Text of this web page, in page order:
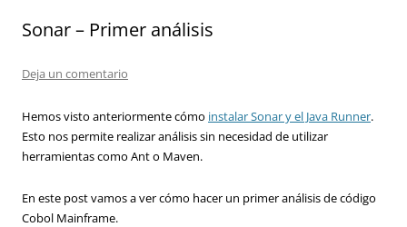
Sonar – Primer análisis
Deja un comentario
Hemos visto anteriormente cómo instalar Sonar y el Java Runner.
Esto nos permite realizar análisis sin necesidad de utilizar
herramientas como Ant o Maven.
En este post vamos a ver cómo hacer un primer análisis de código
Cobol Mainframe.